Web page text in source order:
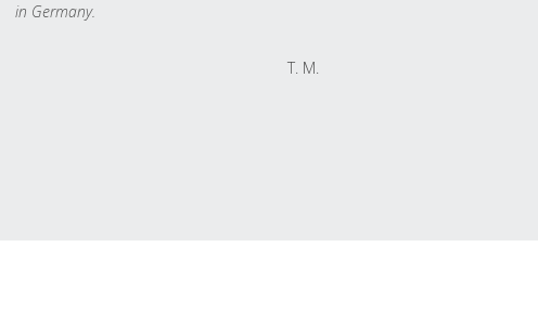
in Germany.
T. M.